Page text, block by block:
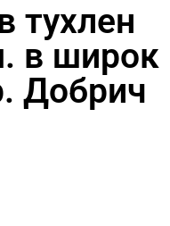
тухлен
в широк
Добрич